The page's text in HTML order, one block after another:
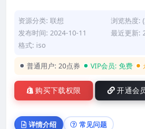
资源分类: 联想
浏览热度:
发布时间: 2024-10-11
最近更新:
格式: iso
普通用户: 20点券 VIP会员: 免费
购买下载权限 开通会
详情介绍 常见问题